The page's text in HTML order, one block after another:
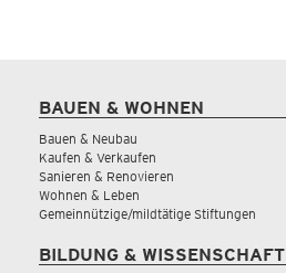
BAUEN & WOHNEN
Bauen & Neubau
Kaufen & Verkaufen
Sanieren & Renovieren
Wohnen & Leben
Gemeinnützige/mildtätige Stiftungen
BILDUNG & WISSENSCHAFT